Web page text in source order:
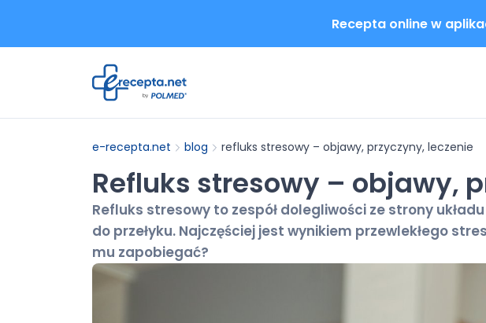
Recepta online w
e-recepta.net blog refluks stresowy – objawy, przyczyny, leczenie
Refluks stresowy – objawy,
Refluks stresowy to zespół dolegliwości ze strony
do przełyku. Najczęściej jest wynikiem przewlekłego
mu zapobiegać?